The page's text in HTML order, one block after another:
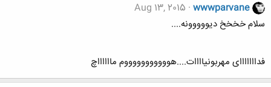
wwwparvane
Aug 13, 2015
سلام خخخخ دیووووونه....
فدااااااای مهربونیاااات....هوووووووووووم مااااااچ